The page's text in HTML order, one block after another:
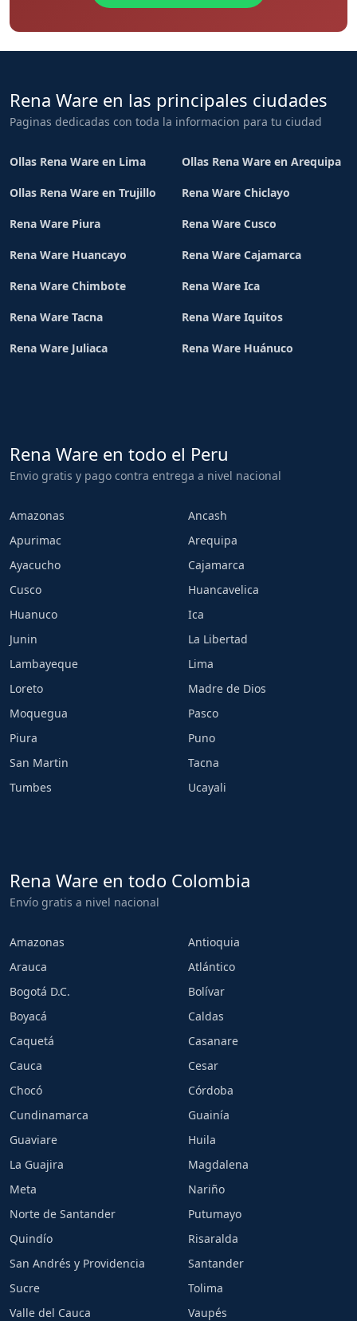
Rena Ware en las principales ciudades
Paginas dedicadas con toda la informacion para tu ciudad
Ollas Rena Ware en Lima Ollas Rena Ware en Arequipa
Ollas Rena Ware en Trujillo Rena Ware Chiclayo
Rena Ware Piura Rena Ware Cusco
Rena Ware Huancayo Rena Ware Cajamarca
Rena Ware Chimbote Rena Ware Ica
Rena Ware Tacna Rena Ware Iquitos
Rena Ware Juliaca Rena Ware Huánuco
Rena Ware en todo el Peru
Envio gratis y pago contra entrega a nivel nacional
Amazonas
Ancash
Apurimac
Arequipa
Ayacucho
Cajamarca
Cusco
Huancavelica
Huanuco
Ica
Junin
La Libertad
Lambayeque
Lima
Loreto
Madre de Dios
Moquegua
Pasco
Piura
Puno
San Martin
Tacna
Tumbes
Ucayali
Rena Ware en todo Colombia
Envío gratis a nivel nacional
Amazonas
Antioquia
Arauca
Atlántico
Bogotá D.C.
Bolívar
Boyacá
Caldas
Caquetá
Casanare
Cauca
Cesar
Chocó
Córdoba
Cundinamarca
Guainía
Guaviare
Huila
La Guajira
Magdalena
Meta
Nariño
Norte de Santander
Putumayo
Quindío
Risaralda
San Andrés y Providencia
Santander
Sucre
Tolima
Valle del Cauca
Vaupés